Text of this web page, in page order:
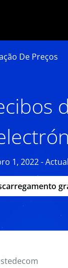
De Preços
1, 2022 -